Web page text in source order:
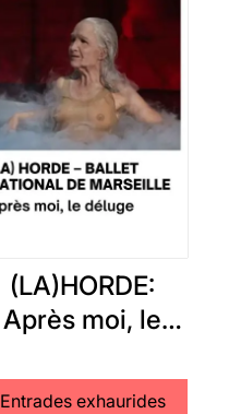
(LA)HORDE:
Après moi, le
Entrades exhaurides